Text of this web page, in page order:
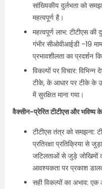
सांख्यिकीय दुर्लभता को
महत्वपूर्ण है।
महत्वपूर्ण लाभ: टीटीएस
गंभीर सीओवीआईडी ​​-19
प्रभावशीलता का प्रदर्शन
विकल्पों पर विचार:
टीके, के आधार पर टीके के
में सुरक्षित माना गया।
वैक्सीन-प्रेरित टीटीएस और भविष्य के
टीटीएस तंत्र को समझना:
प्रतिरक्षा प्रतिक्रिया से
जटिलताओं से जुड़े
आवश्यकता पर प्रकाश
सही विकल्पों का अभाव: एक